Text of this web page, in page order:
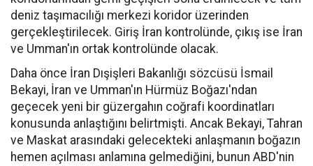
deniz taşımacılığı merkezi koridor üzerinden
gerçekleştirilecek. Giriş İran kontrolünde, çıkış ise İran
ve Umman'ın ortak kontrolünde olacak.
Daha önce İran Dışişleri Bakanlığı sözcüsü İsmail
Bekayi, İran ve Umman'ın Hürmüz Boğazı'ndan
geçecek yeni bir güzergahın coğrafi koordinatları
konusunda anlaştığını belirtmişti. Ancak Bekayi, Tahran
ve Maskat arasındaki gelecekteki anlaşmanın boğazın
hemen açılması anlamına gelmediğini, bunun ABD'nin